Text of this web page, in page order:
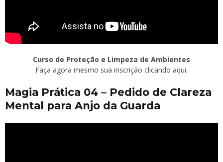
Curso de Proteção e Limpeza de Ambientes
Faça agora mesmo sua inscrição clicando aqui.
Magia Prática 04 – Pedido de Clareza
Mental para Anjo da Guarda